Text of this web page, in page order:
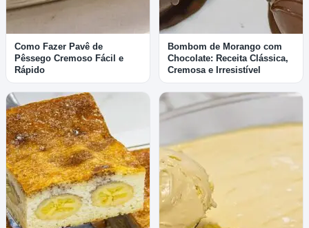
Como Fazer Pavê de
Pêssego Cremoso Fácil e
Rápido
Bombom de Morango com
Chocolate: Receita Clássica,
Cremosa e Irresistível